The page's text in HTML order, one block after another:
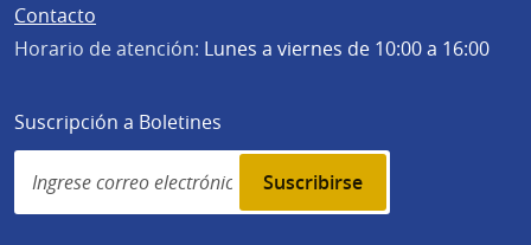
Contacto
Horario de atención: Lunes a viernes de 10:00 a 16:00
Suscripción a Boletines
Simplenews
subscription